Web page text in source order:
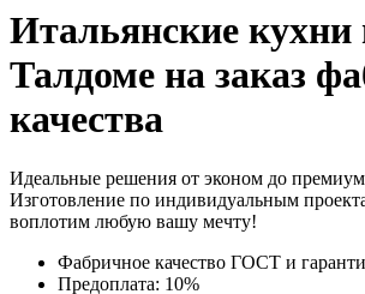
Итальянские кухни
Талдоме на заказ
качества
Идеальные решения от эконом до
Изготовление по индивидуальным
воплотим любую вашу мечту!
Фабричное качество ГОСТ и
Предоплата: 10%